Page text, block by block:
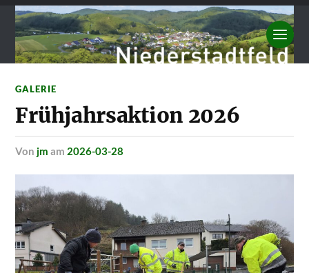
GALERIE
Frühjahrsaktion 2026
von jm am 2026-03-28